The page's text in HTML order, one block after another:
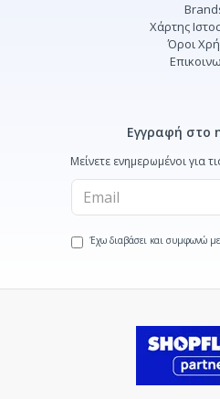
Χάρτης
Όροι
Εγγραφή στο
Μείνετε ενημερωμένοι για
Έχω διαβάσει και συμφωνώ με